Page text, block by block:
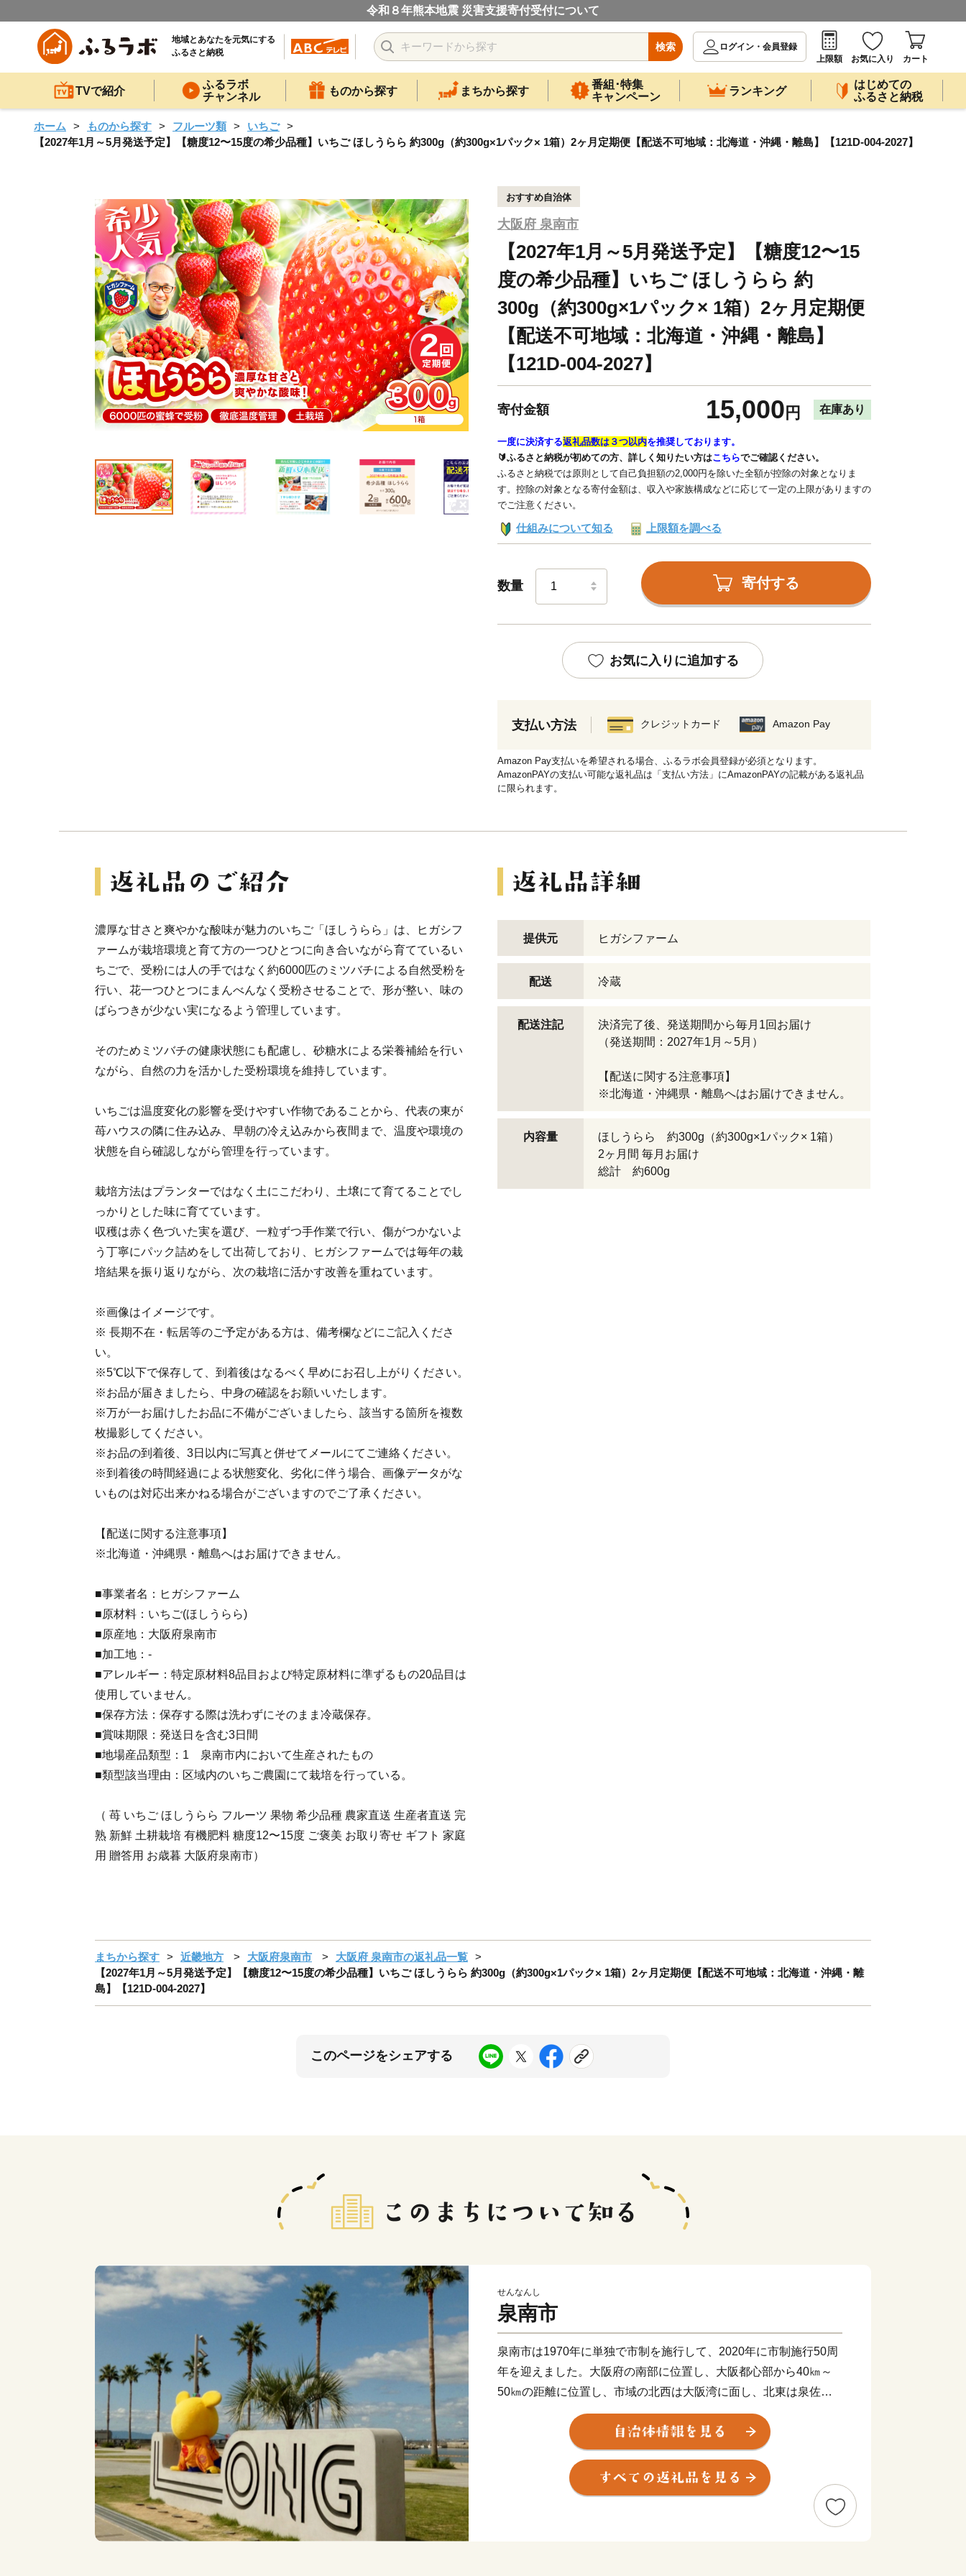
令和８年熊本地震 災害支援寄付受付について
地域とあなたを元気にする
ふるさと納税
検索
ログイン・会員登録
上限額
お気に入り カート
TVで紹介
ふるラボ
チャンネル
ものから探す まちから探す
番組･特集
キャンペーン
ランキング
はじめての
ふるさと納税
ホーム ものから探す フルーツ類
いちご
【2027年1月～5月発送予定】【糖度12〜15度の希少品種】いちご ほしうらら 約300g（約300g×1パック× 1箱）2ヶ月定期便【配送不可地域：北海道・沖縄・離島】【121D-004-2027】
おすすめ自治体
大阪府 泉南市
【2027年1月～5月発送予定】【糖度12〜15
度の希少品種】いちご ほしうらら 約
300g（約300g×1パック× 1箱）2ヶ月定期便
【配送不可地域：北海道・沖縄・離島】
【121D-004-2027】
寄付金額 15,000 円 在庫あり
一度に決済する返礼品数は３つ以内を推奨しております。
🔰ふるさと納税が初めての方、詳しく知りたい方はこちらでご確認ください。
ふるさと納税では原則として自己負担額の2,000円を除いた全額が控除の対象となりま
す。控除の対象となる寄付金額は、収入や家族構成などに応じて一定の上限がありますの
でご注意ください。
仕組みについて知る 上限額を調べる
数量 寄付する
お気に入りに追加する
支払い方法 クレジットカード Amazon Pay
Amazon Pay支払いを希望される場合、ふるラボ会員登録が必須となります。
AmazonPAYの支払い可能な返礼品は「支払い方法」にAmazonPAYの記載がある返礼品
に限られます。
濃厚な甘さと爽やかな酸味が魅力のいちご「ほしうらら」は、ヒガシフ
ァームが栽培環境と育て方の一つひとつに向き合いながら育てているい
ちごで、受粉には人の手ではなく約6000匹のミツバチによる自然受粉を
行い、花一つひとつにまんべんなく受粉させることで、形が整い、味の
ばらつきが少ない実になるよう管理しています。
そのためミツバチの健康状態にも配慮し、砂糖水による栄養補給を行い
ながら、自然の力を活かした受粉環境を維持しています。
いちごは温度変化の影響を受けやすい作物であることから、代表の東が
苺ハウスの隣に住み込み、早朝の冷え込みから夜間まで、温度や環境の
状態を自ら確認しながら管理を行っています。
栽培方法はプランターではなく土にこだわり、土壌にて育てることでし
っかりとした味に育てています。
収穫は赤く色づいた実を選び、一粒ずつ手作業で行い、傷がつかないよ
う丁寧にパック詰めをして出荷しており、ヒガシファームでは毎年の栽
培結果を振り返りながら、次の栽培に活かす改善を重ねています。
※画像はイメージです。
※ 長期不在・転居等のご予定がある方は、備考欄などにご記入くださ
い。
※5℃以下で保存して、到着後はなるべく早めにお召し上がりください。
※お品が届きましたら、中身の確認をお願いいたします。
※万が一お届けしたお品に不備がございましたら、該当する箇所を複数
枚撮影してください。
※お品の到着後、3日以内に写真と併せてメールにてご連絡ください。
※到着後の時間経過による状態変化、劣化に伴う場合、画像データがな
いものは対応出来かねる場合がございますのでご了承ください。
【配送に関する注意事項】
※北海道・沖縄県・離島へはお届けできません。
■事業者名：ヒガシファーム
■原材料：いちご(ほしうらら)
■原産地：大阪府泉南市
■加工地：-
■アレルギー：特定原材料8品目および特定原材料に準ずるもの20品目は
使用していません。
■保存方法：保存する際は洗わずにそのまま冷蔵保存。
■賞味期限：発送日を含む3日間
■地場産品類型：1 泉南市内において生産されたもの
■類型該当理由：区域内のいちご農園にて栽培を行っている。
（ 苺 いちご ほしうらら フルーツ 果物 希少品種 農家直送 生産者直送 完
熟 新鮮 土耕栽培 有機肥料 糖度12〜15度 ご褒美 お取り寄せ ギフト 家庭
用 贈答用 お歳暮 大阪府泉南市）
提供元 ヒガシファーム
配送 冷蔵
配送注記
決済完了後、発送期間から毎月1回お届け
（発送期間：2027年1月～5月）
【配送に関する注意事項】
※北海道・沖縄県・離島へはお届けできません。
内容量
ほしうらら 約300g（約300g×1パック× 1箱）
2ヶ月間 毎月お届け
総計 約600g
まちから探す 近畿地方 大阪府泉南市
大阪府 泉南市の返礼品一覧
【2027年1月～5月発送予定】【糖度12〜15度の希少品種】いちご ほしうらら 約300g（約300g×1パック× 1箱）2ヶ月定期便【配送不可地域：北海道・沖縄・離
島】【121D-004-2027】
このページをシェアする
せんなんし
泉南市
泉南市は1970年に単独で市制を施行して、2020年に市制施行50周
年を迎えました。大阪府の南部に位置し、大阪都心部から40㎞～
50㎞の距離に位置し、市域の北西は大阪湾に面し、北東は泉佐野
市、田尻町、南西は阪南市、そして南東は和歌山県岩出市、紀の川
市と接しています。市域は南北約11㎞、東西約8㎞の広がりをみ
せ、面積は48.98㎢であり、市域に関西国際空港の約1/3を含みま
地形は、山地部、丘陵部、平地部および臨海部からなり、南部の